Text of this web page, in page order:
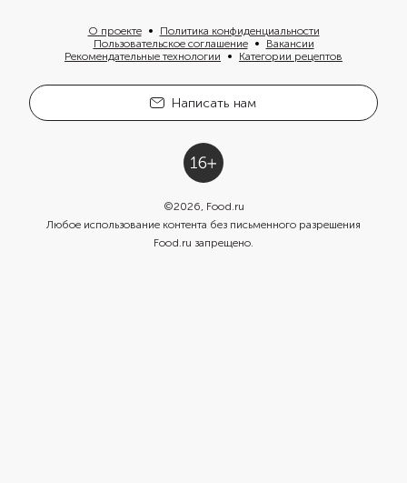
О проекте
Политика конфиденциальности
Пользовательское соглашение
Вакансии
Рекомендательные технологии
Категории рецептов
Написать нам
©2026, Food.ru
Любое использование контента без письменного разрешения
Food.ru запрещено.